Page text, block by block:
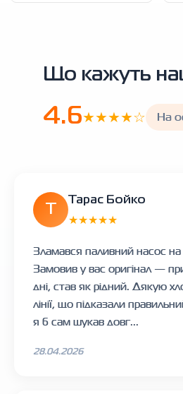
Що кажуть
4.6★★★★☆ На
Тарас Бойко
★★★★★
Зламався паливний насос
Замовив у вас оригінал —
дні, став як рідний. Дякую
лінії, що підказали
я б сам шукав довг...
28.04.2026